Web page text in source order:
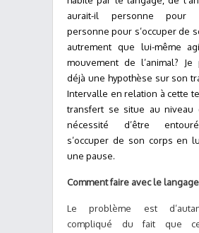
aurait-il personne pour
personne pour s’occuper de
autrement que lui-même
mouvement de l’animal? Je
déjà une hypothèse sur son
Intervalle en relation à cette
transfert se situe au niveau
nécessité d’être
s’occuper de son corps en
une pause.
Comment faire avec le
Le problème est
compliqué du fait que